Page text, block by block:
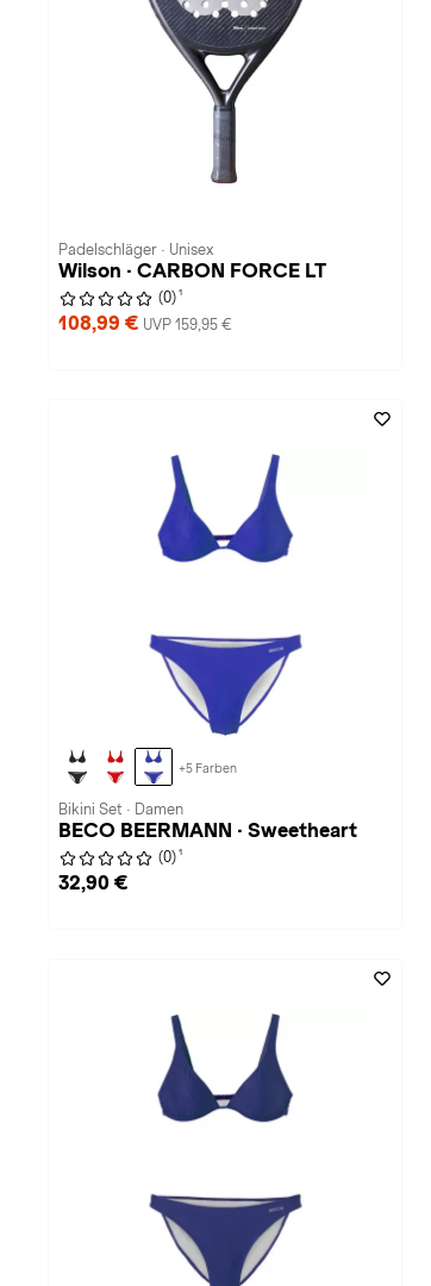
Padelschläger · Unisex
Wilson · CARBON FORCE LT
(0) 1
108,99 € UVP 159,95 €
+5 Farben
Bikini Set · Damen
BECO BEERMANN · Sweetheart
(0) 1
32,90 €